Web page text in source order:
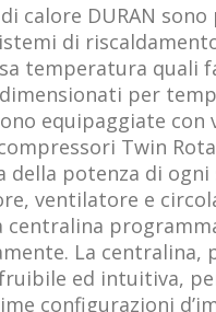
calore DURAN
di
temperatura quali
per
equipaggiate con
Twin
della potenza di
ventilatore e
centralina
La centralina,
ed intuitiva,
configurazioni